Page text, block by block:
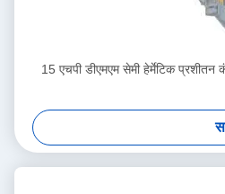
15 एचपी डीएमएम सेमी हेर्मेटिक